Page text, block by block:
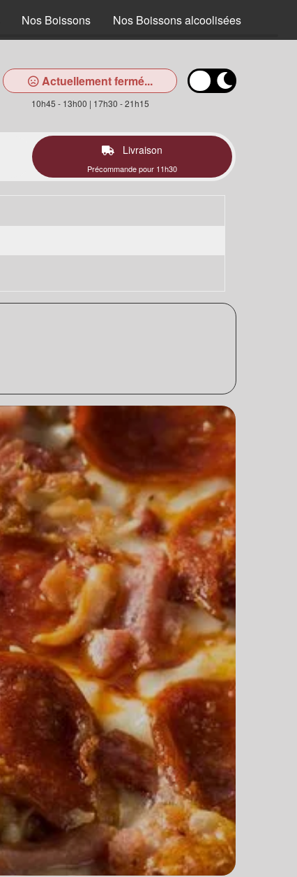
Nos Boissons Nos Boissons alcoolisées
Actuellement fermé...
10h45 - 13h00 | 17h30 - 21h15
Livraison
Précommande pour 11h30